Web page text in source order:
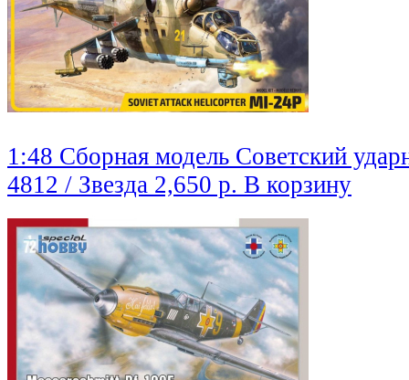
1:48 Сборная модель Советский
4812 / Звезда 2,650 р. В корзину